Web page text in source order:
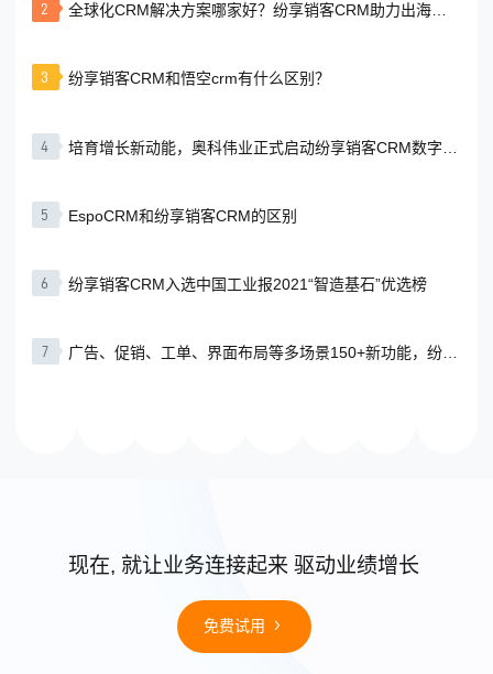
2
全球化CRM解决方案哪家好？纷享销客CRM助力出海业
3 纷享销客CRM和悟空crm有什么区别？
4
培育增长新动能，奥科伟业正式启动纷享销客CRM数字化
5 EspoCRM和纷享销客CRM的区别
6 纷享销客CRM入选中国工业报2021“智造基石”优选榜
7
广告、促销、工单、界面布局等多场景150+新功能，纷享
现在, 就让业务连接起来 驱动业绩增长
免费试用